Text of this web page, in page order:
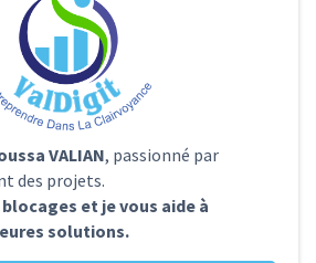
VALIAN, passionné par
des projets.
et je vous aide à
solutions.